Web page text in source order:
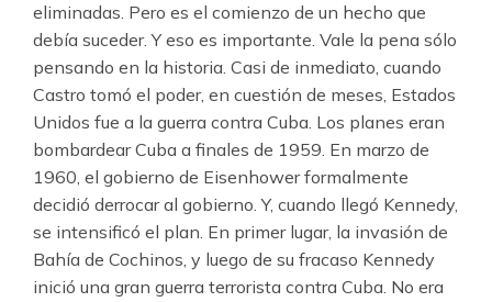
eliminadas. Pero es el comienzo de un hecho que
debía suceder. Y eso es importante. Vale la pena sólo
pensando en la historia. Casi de inmediato, cuando
Castro tomó el poder, en cuestión de meses, Estados
Unidos fue a la guerra contra Cuba. Los planes eran
bombardear Cuba a finales de 1959. En marzo de
1960, el gobierno de Eisenhower formalmente
decidió derrocar al gobierno. Y, cuando llegó Kennedy,
se intensificó el plan. En primer lugar, la invasión de
Bahía de Cochinos, y luego de su fracaso Kennedy
inició una gran guerra terrorista contra Cuba. No era